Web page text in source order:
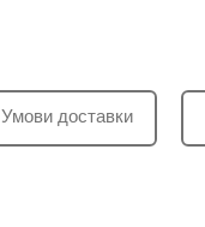
Умови доставки